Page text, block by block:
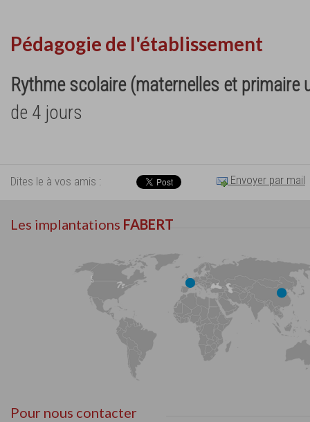
Pédagogie de l'établissement
Rythme scolaire (maternelles et primaire
de 4 jours
Dites le à vos amis : Envoyer par mail
Les implantations FABERT
Pour nous contacter